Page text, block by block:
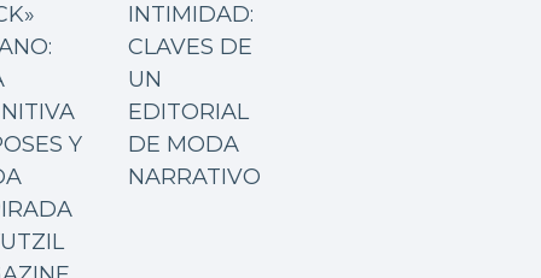
Y
INTIMIDAD:
CLAVES DE
UN
EDITORIAL
DE MODA
NARRATIVO